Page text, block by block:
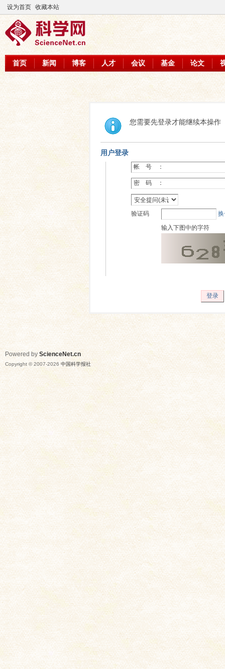
设为首页 收藏本站
首页 新闻 博客 人才 会议 基金 论文
您需要先登录才能继续本操作
用户登录
帐 号 ：
密 码 ：
验证码
输入下图中的字符
登录
Powered by ScienceNet.cn
Copyright © 2007-2026 中国科学报社